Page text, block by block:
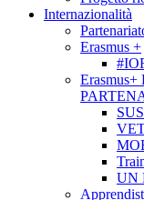
Internazionalità
Erasmus +
UN